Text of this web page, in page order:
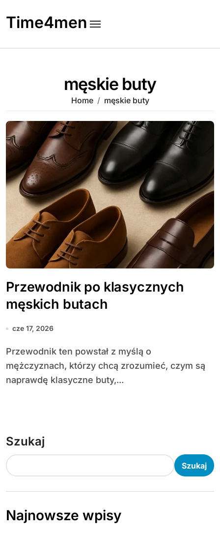
to
content
Time4men
męskie buty
Home męskie buty
Przewodnik po klasycznych
męskich butach
cze 17, 2026
Przewodnik ten powstał z myślą o
mężczyznach, którzy chcą zrozumieć, czym są
naprawdę klasyczne buty,...
Szukaj
Szukaj
Najnowsze wpisy